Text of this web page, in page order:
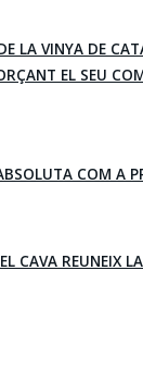
LA VINYA DE
EL SEU
COM A
CAVA REUNEIX